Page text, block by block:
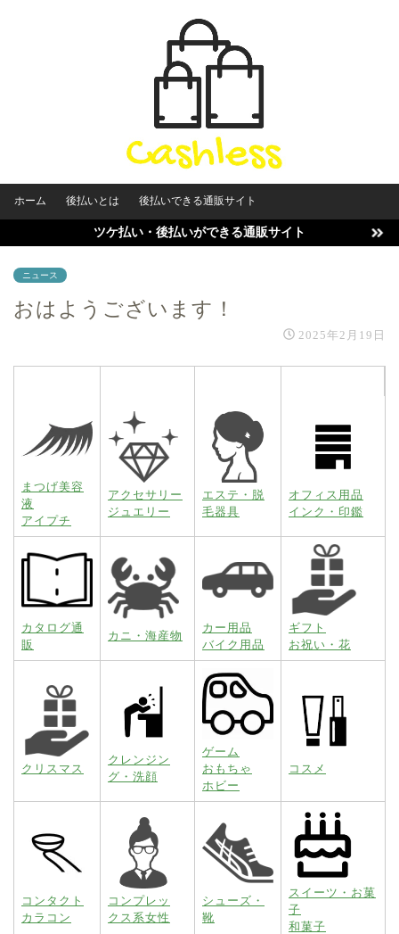
ホーム 後払いとは 後払いできる通販サイト
ツケ払い・後払いができる通販サイト
ニュース
おはようございます！
2025年2月19日
まつげ美容
液
アイプチ
アクセサリー
ジュエリー
エステ・脱
毛器具
オフィス用品
インク・印鑑
カタログ通
販
カニ・海産物
カー用品
バイク用品
ギフト
お祝い・花
クリスマス
クレンジン
グ・洗顔
ゲーム
おもちゃ
ホビー
コスメ
コンタクト
カラコン
コンプレッ
クス系女性
シューズ・
靴
スイーツ・お菓
子
和菓子